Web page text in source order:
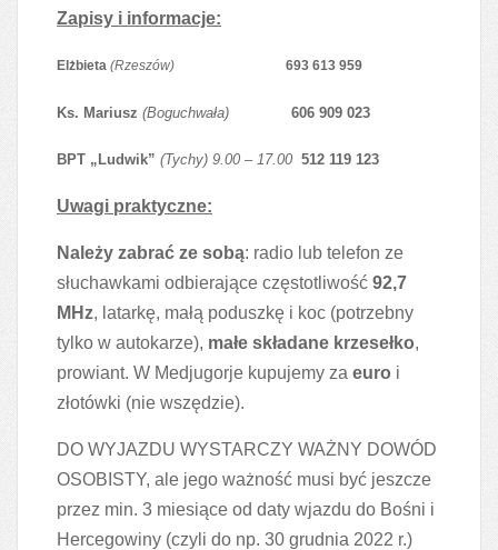
Zapisy i informacje:
Elżbieta (Rzeszów) 693 613 959
Ks. Mariusz (Boguchwała) 606 909 023
BPT „Ludwik” (Tychy) 9.00 – 17.00 512 119 123
Uwagi praktyczne:
Należy zabrać ze sobą: radio lub telefon ze
słuchawkami odbierające częstotliwość 92,7
MHz, latarkę, małą poduszkę i koc (potrzebny
tylko w autokarze), małe składane krzesełko,
prowiant. W Medjugorje kupujemy za euro i
złotówki (nie wszędzie).
DO WYJAZDU WYSTARCZY WAŻNY DOWÓD
OSOBISTY, ale jego ważność musi być jeszcze
przez min. 3 miesiące od daty wjazdu do Bośni i
Hercegowiny (czyli do np. 30 grudnia 2022 r.)